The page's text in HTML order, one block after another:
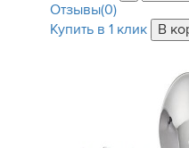
Отзывы(0)
Купить в 1 клик